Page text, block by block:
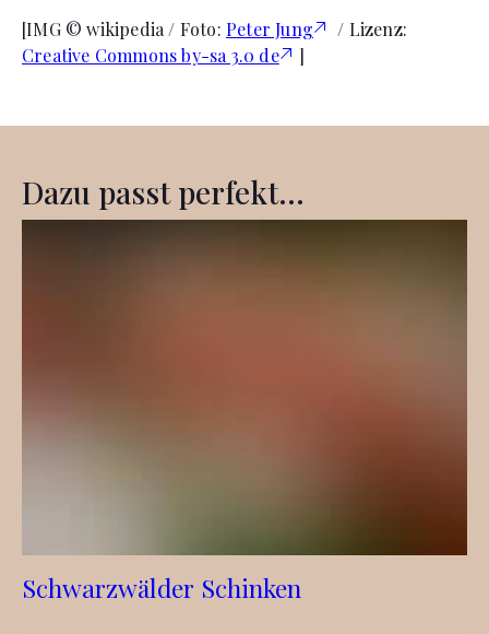
[IMG © wikipedia / Foto: Peter Jung
/ Lizenz:
Creative Commons by-sa 3.0 de
]
Dazu passt perfekt...
Schwarzwälder Schinken